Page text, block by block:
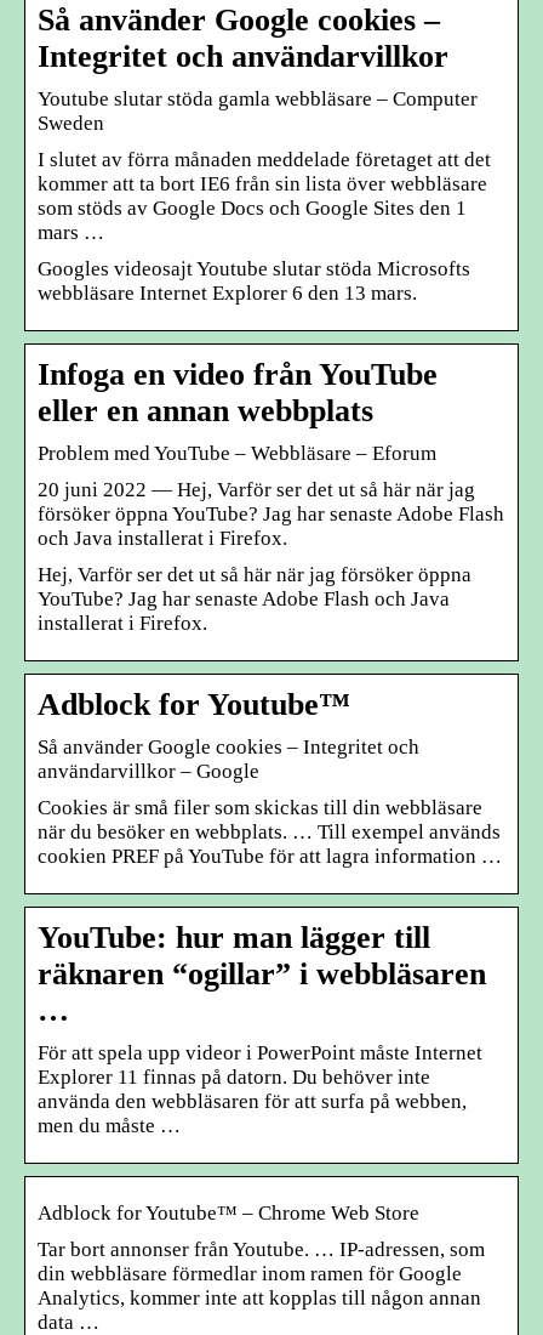
Så använder Google cookies –
Integritet och användarvillkor
Youtube slutar stöda gamla webbläsare – Computer
Sweden
I slutet av förra månaden meddelade företaget att det
kommer att ta bort IE6 från sin lista över webbläsare
som stöds av Google Docs och Google Sites den 1
mars …
Googles videosajt Youtube slutar stöda Microsofts
webbläsare Internet Explorer 6 den 13 mars.
Infoga en video från YouTube
eller en annan webbplats
Problem med YouTube – Webbläsare – Eforum
20 juni 2022 — Hej, Varför ser det ut så här när jag
försöker öppna YouTube? Jag har senaste Adobe Flash
och Java installerat i Firefox.
Hej, Varför ser det ut så här när jag försöker öppna
YouTube? Jag har senaste Adobe Flash och Java
installerat i Firefox.
Adblock for Youtube™
Så använder Google cookies – Integritet och
användarvillkor – Google
Cookies är små filer som skickas till din webbläsare
när du besöker en webbplats. … Till exempel används
cookien PREF på YouTube för att lagra information …
YouTube: hur man lägger till
räknaren “ogillar” i webbläsaren
…
För att spela upp videor i PowerPoint måste Internet
Explorer 11 finnas på datorn. Du behöver inte
använda den webbläsaren för att surfa på webben,
men du måste …
Adblock for Youtube™ – Chrome Web Store
Tar bort annonser från Youtube. … IP-adressen, som
din webbläsare förmedlar inom ramen för Google
Analytics, kommer inte att kopplas till någon annan
data …